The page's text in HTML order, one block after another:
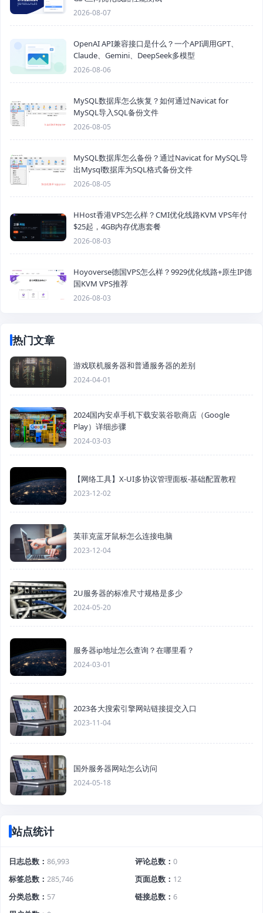
2026-08-07
OpenAI API兼容接口是什么？一个API调用GPT、
Claude、Gemini、DeepSeek多模型
2026-08-06
MySQL数据库怎么恢复？如何通过Navicat for
MySQL导入SQL备份文件
2026-08-05
MySQL数据库怎么备份？通过Navicat for MySQL导
出Mysql数据库为SQL格式备份文件
2026-08-05
HHost香港VPS怎么样？CMI优化线路KVM VPS年付
$25起，4GB内存优惠套餐
2026-08-03
Hoyoverse德国VPS怎么样？9929优化线路+原生IP德
国KVM VPS推荐
2026-08-03
热门文章
游戏联机服务器和普通服务器的差别
2024-04-01
2024国内安卓手机下载安装谷歌商店（Google
Play）详细步骤
2024-03-03
【网络工具】X-UI多协议管理面板-基础配置教程
2023-12-02
英菲克蓝牙鼠标怎么连接电脑
2023-12-04
2U服务器的标准尺寸规格是多少
2024-05-20
服务器ip地址怎么查询？在哪里看？
2024-03-01
2023各大搜索引擎网站链接提交入口
2023-11-04
国外服务器网站怎么访问
2024-05-18
站点统计
日志总数 86,993 评论总数
0
标签总数
285,746 页面总数
12
分类总数
57 链接总数
6